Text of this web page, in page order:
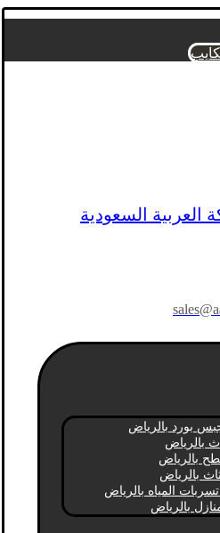
العربية السعودية
بورد بالرياض
بالرياض
بالرياض
بالرياض
المياه بالرياض
بالرياض